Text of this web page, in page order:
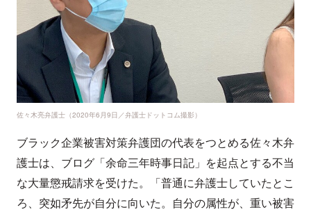
佐々木亮弁護士（2020年6月9日／弁護士ドットコム撮影）
ブラック企業被害対策弁護団の代表をつとめる佐々木弁
護士は、ブログ「余命三年時事日記」を起点とする不当
な大量懲戒請求を受けた。「普通に弁護士していたとこ
ろ、突如矛先が自分に向いた。自分の属性が、重い被害